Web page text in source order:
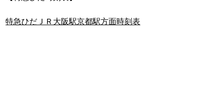
特急ひだＪＲ大阪駅京都駅方面時刻表